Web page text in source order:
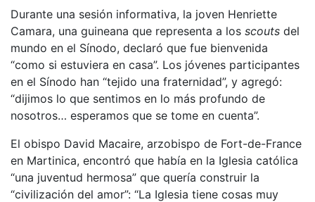
Durante una sesión informativa, la joven Henriette
Camara, una guineana que representa a los scouts del
mundo en el Sínodo, declaró que fue bienvenida
“como si estuviera en casa”. Los jóvenes participantes
en el Sínodo han “tejido una fraternidad”, y agregó:
“dijimos lo que sentimos en lo más profundo de
nosotros… esperamos que se tome en cuenta”.
El obispo David Macaire, arzobispo de Fort-de-France
en Martinica, encontró que había en la Iglesia católica
“una juventud hermosa” que quería construir la
“civilización del amor”: “La Iglesia tiene cosas muy